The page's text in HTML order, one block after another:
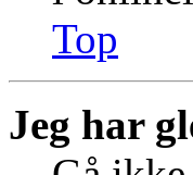
Top
Jeg har